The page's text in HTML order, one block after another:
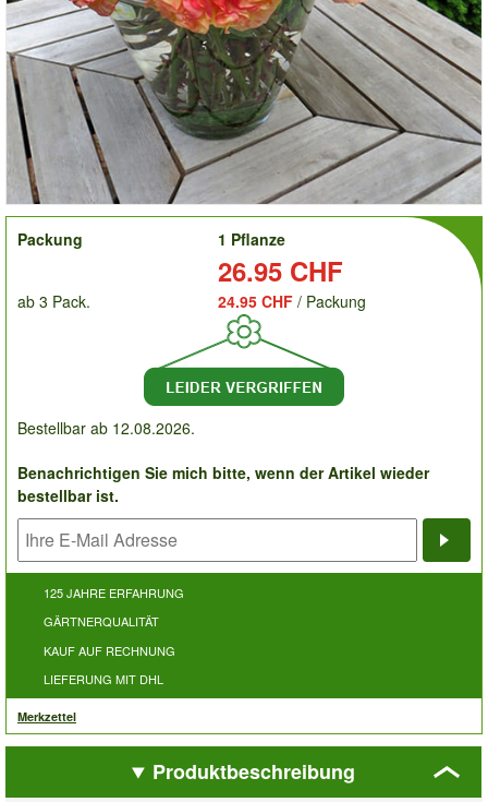
order
Packung
1 Pflanze
26.95 CHF
ab 3 Pack. 24.95 CHF / Packung
Bestellbar ab 12.08.2026.
Benachrichtigen Sie mich bitte, wenn der Artikel wieder
bestellbar ist.
125 JAHRE ERFAHRUNG
GÄRTNERQUALITÄT
KAUF AUF RECHNUNG
LIEFERUNG MIT DHL
Merkzettel
Produktbeschreibung